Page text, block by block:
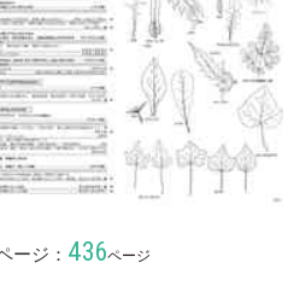
ージ： 436ページ